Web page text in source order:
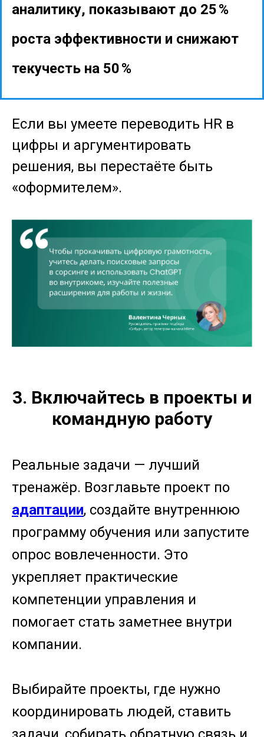
аналитику, показывают до 25 %
роста эффективности и снижают
текучесть на 50 %
Если вы умеете переводить HR в
цифры и аргументировать
решения, вы перестаёте быть
«оформителем».
3. Включайтесь в проекты и
командную работу
Реальные задачи — лучший
тренажёр. Возглавьте проект по
адаптации, создайте внутреннюю
программу обучения или запустите
опрос вовлеченности. Это
укрепляет практические
компетенции управления и
помогает стать заметнее внутри
компании.
Выбирайте проекты, где нужно
координировать людей, ставить